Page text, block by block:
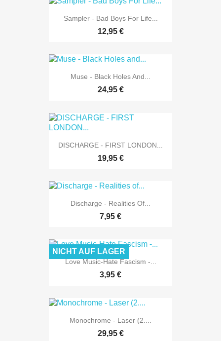
Sampler - Bad Boys For Life...
12,95 €
Muse - Black Holes And...
24,95 €
DISCHARGE - FIRST LONDON...
19,95 €
Discharge - Realities Of...
7,95 €
Love Music-Hate Fascism -...
3,95 €
NICHT AUF LAGER
Monochrome - Laser (2....
29,95 €